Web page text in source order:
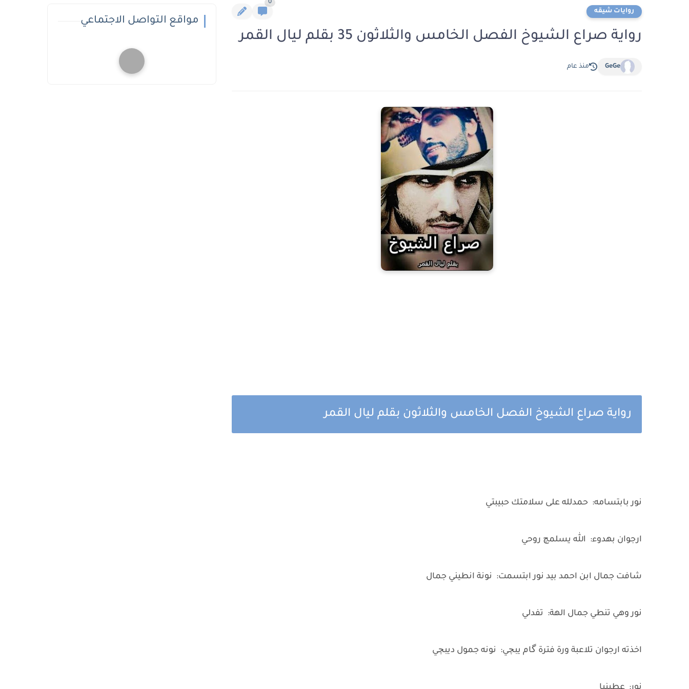
روايات شيقه
0
رواية صراع الشيوخ الفصل الخامس والثلاثون 35 بقلم ليال القمر
GeGe منذ عام
رواية صراع الشيوخ الفصل الخامس والثلاثون بقلم ليال القمر
نور بابتسامه: حمدلله على سلامتك حبيبتي
ارجوان بهدوء: الله يسلمچ روحي
شافت جمال ابن احمد بيد نور ابتسمت: نونة انطيني جمال
نور وهي تنطي جمال الهة: تفدلي
اخذته ارجوان تلاعبة ورة فترة گام يبچي: نونه جمول ديبچي
مواقع التواصل الاجتماعي